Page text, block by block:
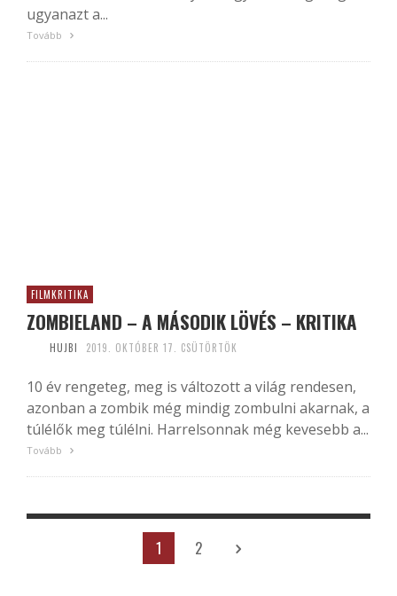
ugyanazt a...
Tovább
FILMKRITIKA
ZOMBIELAND – A MÁSODIK LÖVÉS – KRITIKA
HUJBI 2019. OKTÓBER 17. CSÜTÖRTÖK
10 év rengeteg, meg is változott a világ rendesen,
azonban a zombik még mindig zombulni akarnak, a
túlélők meg túlélni. Harrelsonnak még kevesebb a...
Tovább
1 2